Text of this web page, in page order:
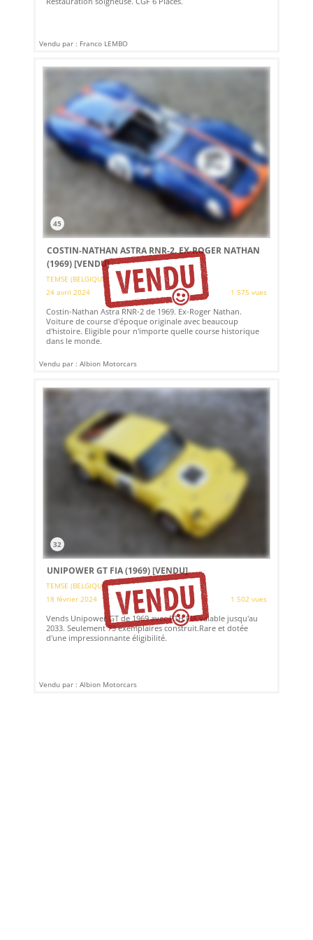
Vendu par : Franco LEMBO
45
COSTIN-NATHAN ASTRA RNR-2. EX-ROGER NATHAN
(1969)[VENDU]
TEMSE (BELGIQUE)
24 avril 2024
1 575 vues
Costin-Nathan Astra RNR-2 de 1969. Ex-Roger Nathan.
Voiture de course d'époque originale avec beaucoup
d'histoire. Eligible pour n'importe quelle course historique
dans le monde.
Vendu par : Albion Motorcars
32
UNIPOWER GT FIA (1969)[VENDU]
TEMSE (BELGIQUE)
18 février 2024
1 502 vues
Vends Unipower GT de 1969 avec PTH FIA valable jusqu'au
2033. Seulement 73 exemplaires construit.Rare et dotée
d'une impressionnante éligibilité.
Vendu par : Albion Motorcars